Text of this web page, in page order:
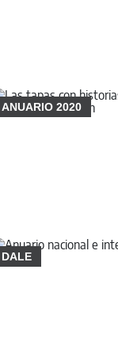
ANUARIO 2020
DALE